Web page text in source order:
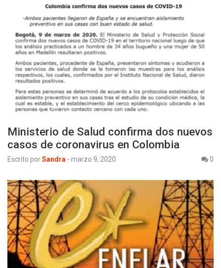
Ministerio de Salud confirma dos nuevos
casos de coronavirus en Colombia
Escrito porSandra - marzo 9, 2020 0